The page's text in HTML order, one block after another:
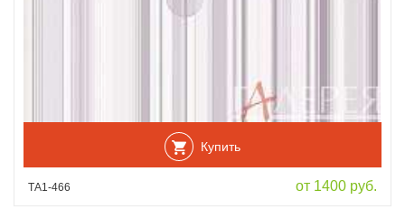
Купить
ТА1-466 от 1400 руб.